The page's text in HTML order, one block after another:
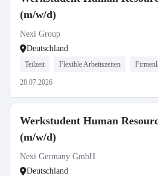
(m/w/d)
Nexi Group
Deutschland
Teilzeit Flexible Arbeitszeiten
28.07.2026
Werkstudent Human
(m/w/d)
Nexi Germany GmbH
Deutschland